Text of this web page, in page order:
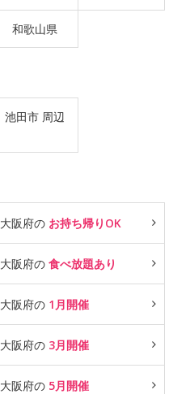
和歌山県
池田市 周辺
大阪府の お持ち帰りOK
大阪府の 食べ放題あり
大阪府の 1月開催
大阪府の 3月開催
大阪府の 5月開催